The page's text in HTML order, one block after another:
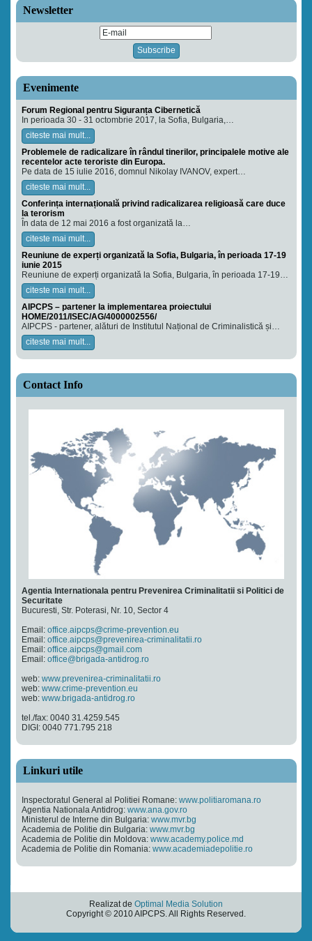
Newsletter
Evenimente
Forum Regional pentru Siguranța Cibernetică
In perioada 30 - 31 octombrie 2017, la Sofia, Bulgaria,…
citeste mai mult...
Problemele de radicalizare în rândul tinerilor, principalele motive ale
recentelor acte teroriste din Europa.
Pe data de 15 iulie 2016, domnul Nikolay IVANOV, expert…
citeste mai mult...
Conferința internațională privind radicalizarea religioasă care duce
la terorism
În data de 12 mai 2016 a fost organizată la…
citeste mai mult...
Reuniune de experți organizată la Sofia, Bulgaria, în perioada 17-19
iunie 2015
Reuniune de experți organizată la Sofia, Bulgaria, în perioada 17-19…
citeste mai mult...
AIPCPS – partener la implementarea proiectului
HOME/2011/ISEC/AG/4000002556/
AIPCPS - partener, alături de Institutul Național de Criminalistică și…
citeste mai mult...
Contact Info
Agentia Internationala pentru Prevenirea Criminalitatii si Politici de
Securitate
Bucuresti, Str. Poterasi, Nr. 10, Sector 4
Email: office.aipcps@crime-prevention.eu
Email: office.aipcps@prevenirea-criminalitatii.ro
Email: office.aipcps@gmail.com
Email: office@brigada-antidrog.ro
web: www.prevenirea-criminalitatii.ro
web: www.crime-prevention.eu
web: www.brigada-antidrog.ro
tel./fax: 0040 31.4259.545
DIGI: 0040 771.795 218
Linkuri utile
Inspectoratul General al Politiei Romane: www.politiaromana.ro
Agentia Nationala Antidrog: www.ana.gov.ro
Ministerul de Interne din Bulgaria: www.mvr.bg
Academia de Politie din Bulgaria: www.mvr.bg
Academia de Politie din Moldova: www.academy.police.md
Academia de Politie din Romania: www.academiadepolitie.ro
Realizat de Optimal Media Solution
Copyright © 2010 AIPCPS. All Rights Reserved.